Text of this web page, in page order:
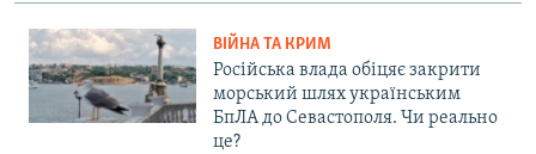
ВІЙНА ТА КРИМ
Російська влада обіцяє закрити
морський шлях українським
БпЛА до Севастополя. Чи реально
це?